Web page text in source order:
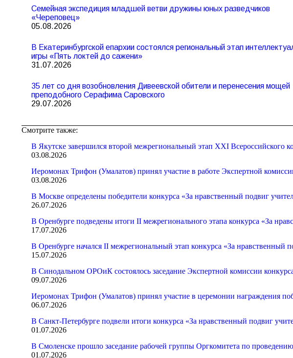
Семейная экспедиция младшей ветви дружины юных разведчиков
«Череповец»
05.08.2026
В Екатеринбургской епархии состоялся региональный этап
игры «Пять локтей до сажени»
31.07.2026
35 лет со дня возобновления Дивеевской обители и перенесения мощей
преподобного Серафима Саровского
29.07.2026
Смотрите также:
В Якутске завершился второй межрегиональный этап XXI Всероссийского
03.08.2026
Иеромонах Трифон (Умалатов) принял участие в работе Экспертной
03.08.2026
В Москве определены победители конкурса «За нравственный подвиг
26.07.2026
В Оренбурге подведены итоги II межрегионального этапа конкурса «За
17.07.2026
В Оренбурге начался II межрегиональный этап конкурса «За нравственный
15.07.2026
В Синодальном ОРОиК состоялось заседание Экспертной комиссии
09.07.2026
Иеромонах Трифон (Умалатов) принял участие в церемонии награждения
06.07.2026
В Санкт-Петербурге подвели итоги конкурса «За нравственный подвиг
01.07.2026
В Смоленске прошло заседание рабочей группы Оргкомитета по
01.07.2026